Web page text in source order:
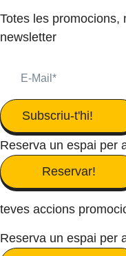
Totes les promocions,
newsletter
Subscriu-t'hi!
Reserva un espai per
Reservar!
teves accions
Reserva un espai per